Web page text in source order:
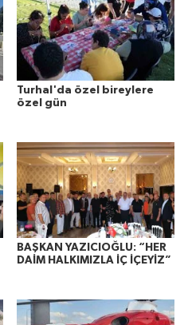
Turhal'da özel bireylere
özel gün
BAŞKAN YAZICIOĞLU: “HER
DAİM HALKIMIZLA İÇ İÇEYİZ”